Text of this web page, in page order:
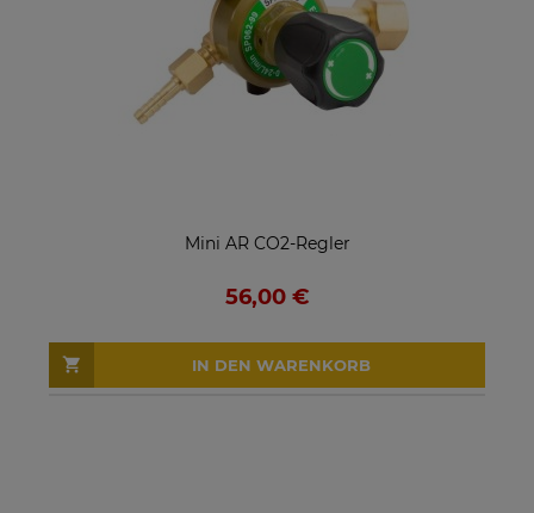
Mini AR CO2-Regler
56,00 €
IN DEN WARENKORB